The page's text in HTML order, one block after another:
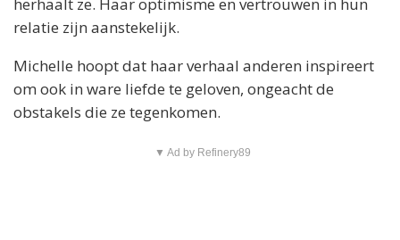
herhaalt ze. Haar optimisme en vertrouwen in hun
relatie zijn aanstekelijk.
Michelle hoopt dat haar verhaal anderen inspireert
om ook in ware liefde te geloven, ongeacht de
obstakels die ze tegenkomen.
▼ Ad by Refinery89